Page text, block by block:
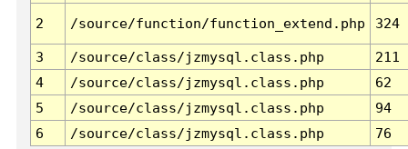
2 /source/function/function_extend.php 324
3 /source/class/jzmysql.class.php
211
4
/source/class/jzmysql.class.php
62
5
/source/class/jzmysql.class.php
94
6
/source/class/jzmysql.class.php 76